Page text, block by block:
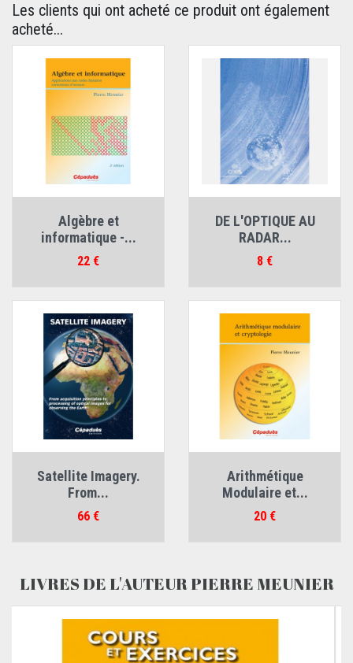
Les clients qui ont acheté ce produit ont également
acheté...
Algèbre et
informatique -...
Prix
22 €
DE L'OPTIQUE AU
RADAR...
Prix
8 €
Satellite Imagery.
From...
Prix
66 €
Arithmétique
Modulaire et...
Prix
20 €
LIVRES DE L'AUTEUR PIERRE MEUNIER